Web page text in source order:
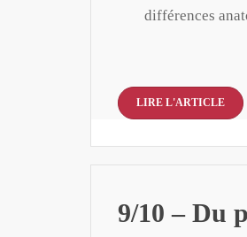
différences
LIRE L'ARTICLE
9/10 – Du